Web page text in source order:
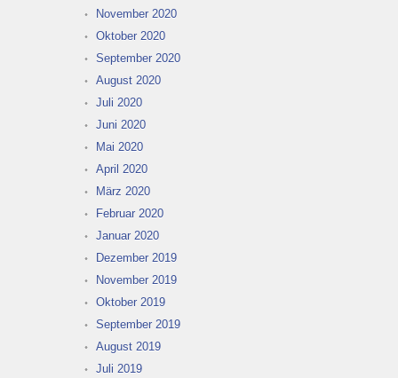
November 2020
Oktober 2020
September 2020
August 2020
Juli 2020
Juni 2020
Mai 2020
April 2020
März 2020
Februar 2020
Januar 2020
Dezember 2019
November 2019
Oktober 2019
September 2019
August 2019
Juli 2019